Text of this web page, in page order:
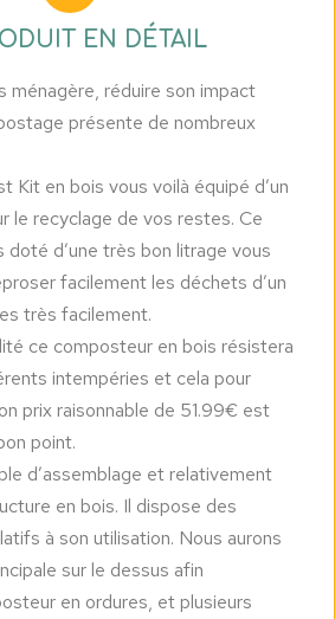
EN DÉTAIL
ménagère, réduire son impact
présente de nombreux
Kit en bois vous voilà équipé d’un
le recyclage de vos restes. Ce
d’une très bon litrage vous
facilement les déchets d’un
très facilement.
ce composteur en bois résistera
intempéries et cela pour
prix raisonnable de 51.99€ est
point.
d’assemblage et relativement
en bois. Il dispose des
à son utilisation. Nous aurons
sur le dessus afin
en ordures, et plusieurs